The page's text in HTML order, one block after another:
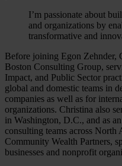
I’m passionate about
and organizations by
transformative and
Before joining Egon Zehnder,
Boston Consulting Group,
Impact, and Public Sector
global and domestic teams in
companies as well as for
organizations. Christina also
in Washington, D.C., and as
consulting teams across North
Community Wealth Partners,
businesses and nonprofit